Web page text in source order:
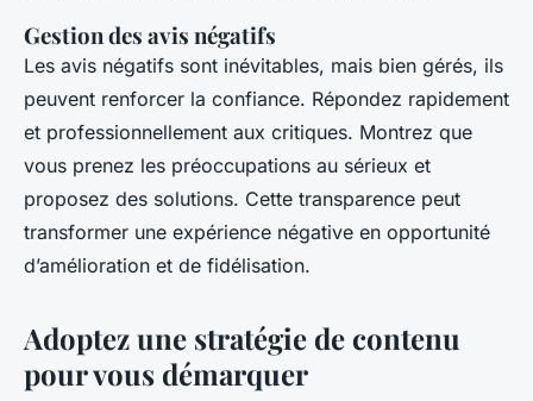
Gestion des avis négatifs
Les avis négatifs sont inévitables, mais bien gérés, ils
peuvent renforcer la confiance. Répondez rapidement
et professionnellement aux critiques. Montrez que
vous prenez les préoccupations au sérieux et
proposez des solutions. Cette transparence peut
transformer une expérience négative en opportunité
d’amélioration et de fidélisation.
Adoptez une stratégie de contenu
pour vous démarquer